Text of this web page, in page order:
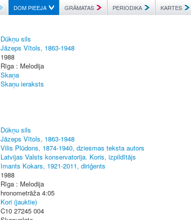
DOM PIEEJA GRĀMATAS PERIODIKA KARTES
Dūkņu sils
Jāzeps Vītols, 1863-1948
1988
Rīga : Melodija
Skaņa
Skaņu ieraksts
Dūkņu sils
Jāzeps Vītols, 1863-1948
Vilis Plūdons, 1874-1940, dziesmas teksta autors
Latvijas Valsts konservatorija. Koris, izpildītājs
Imants Kokars, 1921-2011, diriģents
1988
Rīga : Melodija
hronometrāža 4:05
Kori (jauktie)
C10 27245 004